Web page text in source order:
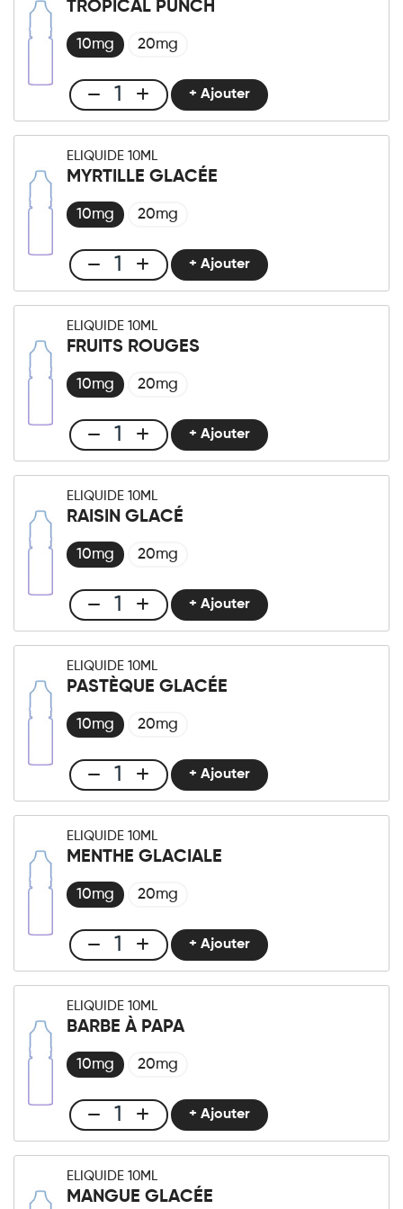
Fraise
TROPICAL PUNCH
10mg 20mg
Club
E-
liquide
10ml
Punch
+ Ajouter
ELIQUIDE 10ML
MYRTILLE GLACÉE
10mg 20mg
Club
E-
liquide
10ml
Glacée
+ Ajouter
ELIQUIDE 10ML
FRUITS ROUGES
10mg 20mg
Club
E-
liquide
10ml
rouges
+ Ajouter
ELIQUIDE 10ML
RAISIN GLACÉ
10mg 20mg
Club
E-
liquide
10ml
Glacé
+ Ajouter
ELIQUIDE 10ML
PASTÈQUE GLACÉE
10mg 20mg
Club
E-
liquide
10ml
Glacée
+ Ajouter
ELIQUIDE 10ML
MENTHE GLACIALE
10mg 20mg
Club
E-
liquide
10ml
Glaciale
+ Ajouter
ELIQUIDE 10ML
BARBE À PAPA
10mg 20mg
Club
E-
liquide
10ml
+ Ajouter
ELIQUIDE 10ML
MANGUE GLACÉE